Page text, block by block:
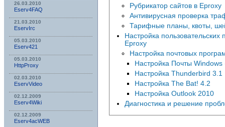
26.03.2010
Eserv4FAQ
21.03.2010
EservIrc
05.03.2010
Eserv421
05.03.2010
HttpProxy
02.03.2010
EservVideo
02.12.2009
Eserv4Wiki
02.12.2009
Eserv4acWEB
Рубрикатор сайтов в Eproxy
Антивирусная проверка
Тарифные планы, квоты,
Настройка
Eproxy
Настройка почтовых
Настройка Почты
Настройка Thunderbird 3.1
Настройка The Bat! 4.2
Настройка Outlook 2010
Диагностика и решение